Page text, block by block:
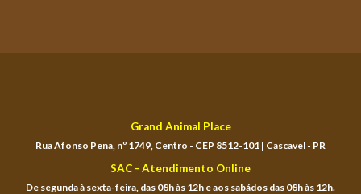
Grand Animal Place
Rua Afonso Pena, nº 1749, Centro - CEP 8512-101 | Cascavel - PR
SAC - Atendimento Online
De segunda à sexta-feira, das 08h às 12h e aos sabádos das 08h às 12h.